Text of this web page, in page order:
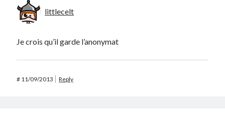
littlecelt
Je crois qu’il garde l’anonymat
# 11/09/2013 Reply